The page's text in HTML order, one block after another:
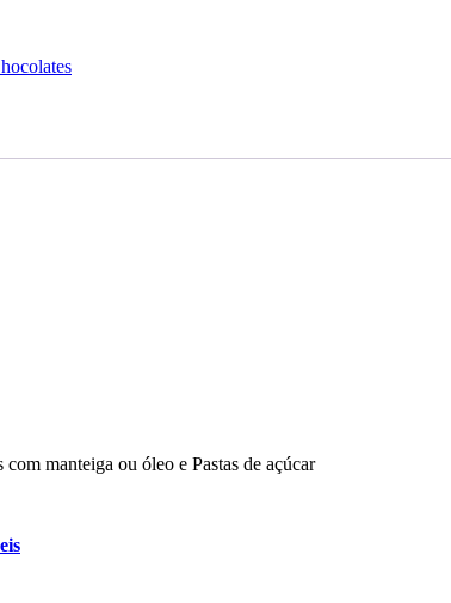
manteiga ou óleo e Pastas de açúcar